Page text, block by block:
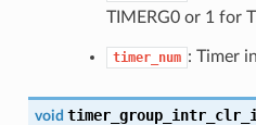
TIMERG0 or 1 for
timer_num : Timer
void